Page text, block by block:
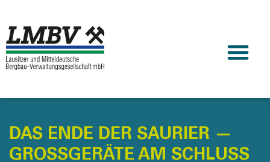
DAS ENDE DER SAURIER —
GROSSGERÄTE AM SCHLUSS I